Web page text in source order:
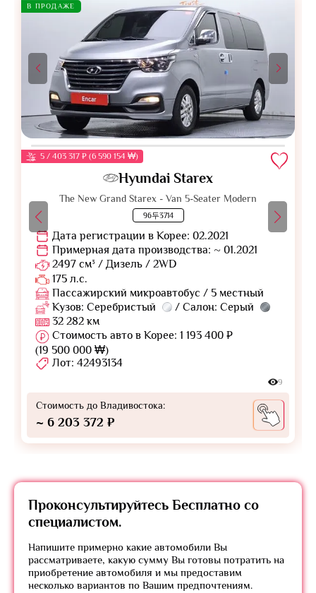
В ПРОДАЖЕ
5 / 403 317 ₽ (6 590 154 ₩)
Hyundai Starex
The New Grand Starex - Van 5-Seater Modern
96두3714
Дата регистрации в Корее: 02.2021
Примерная дата производства: ~ 01.2021
2497 см³ / Дизель / 2WD
175 л.с.
Пассажирский микроавтобус / 5 местный
Кузов: Серебристый
/ Салон: Серый
32 282 км
Стоимость авто в Корее: 1 193 400 ₽
(19 500 000 ₩)
Лот: 42493134
9
Стоимость до Владивостока:
~ 6 203 372 ₽
Проконсультируйтесь Бесплатно со
специалистом.
Напишите примерно какие автомобили Вы
рассматриваете, какую сумму Вы готовы потратить на
приобретение автомобиля и мы предоставим
несколько вариантов по Вашим предпочтениям.